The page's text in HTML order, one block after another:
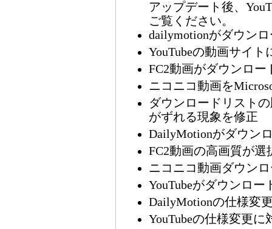
アップデート後、
ご覧ください。
dailymotionがダウン
YouTubeの動画サイ
FC2動画がダウンロ
ニコニコ動画を
ダウンロードリスト
がずれる現象を修正
DailyMotionがダウン
FC2動画の高画質が
ニコニコ動画ダウン
YouTubeがダウンロ
DailyMotionの仕様変
YouTubeの仕様変更に